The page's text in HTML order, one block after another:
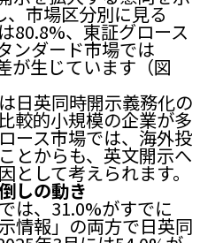
、市場区分別に見る
80.8%、東証グロース
ンダード市場では
が生じています（図
日英同時開示義務化の
較的小規模の企業が多
ース市場では、海外投
とからも、英文開示へ
として考えられます。
しの動き
は、31.0%がすでに
情報」の両方で日英同